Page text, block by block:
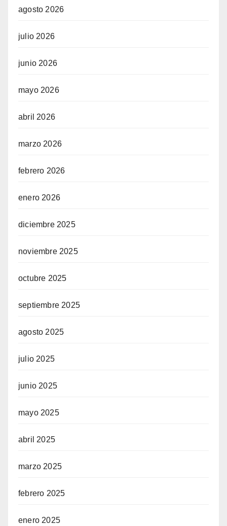
agosto 2026
julio 2026
junio 2026
mayo 2026
abril 2026
marzo 2026
febrero 2026
enero 2026
diciembre 2025
noviembre 2025
octubre 2025
septiembre 2025
agosto 2025
julio 2025
junio 2025
mayo 2025
abril 2025
marzo 2025
febrero 2025
enero 2025